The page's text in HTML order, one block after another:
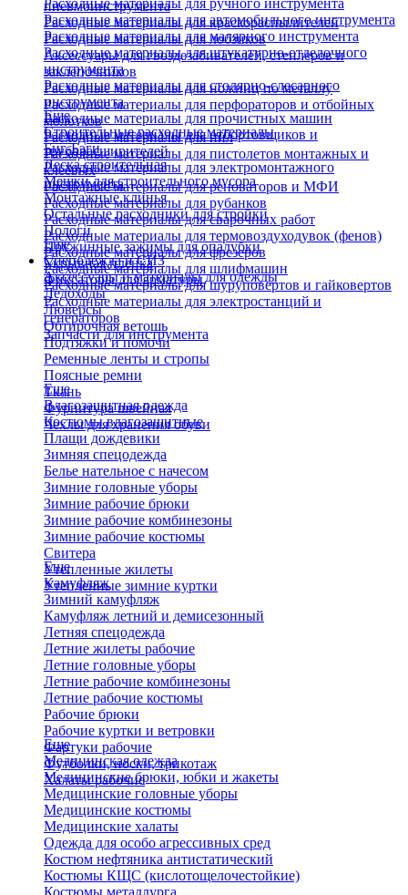
пневмоинструмента
Расходные материалы для краскораспылителей
Расходные материалы для лобзиков
Аксессуары для гвоздезабивателей, степлеров и
заклепочников
Расходные материалы для ножниц по металлу
Расходные материалы для перфораторов и отбойных
молотков
Расходные материалы для пил
Расходные материалы для пистолетов монтажных и
клеевых
Расходные материалы для реноваторов и МФИ
Расходные материалы для рубанков
Расходные материалы для сварочных работ
Расходные материалы для термовоздуходувок (фенов)
Расходные материалы для фрезеров
Расходные материалы для шлифмашин
Расходные материалы для шуруповертов и гайковертов
Расходные материалы для электростанций и
генераторов
Запчасти для инструмента
Расходные материалы для ручного инструмента
Расходные материалы для автомобильного инструмента
Расходные материалы для малярного инструмента
Расходные материалы для штукатурно-отделочного
инструмента
Расходные материалы для столярно-слесарного
инструмента
Расходные материалы для прочистных машин
Расходные материалы для отбортовщиков и
труборасширителей
Расходные материалы для электромонтажного
инструмента
Еще
Строительные расходные материалы
Биг-Бэги
Леска строительная
Мешки для строительного мусора
Монтажные клинья
Остальные расходники для стройки
Пологи
Пружинные зажимы для опалубки
Укрывная пленка
Фиксаторы для арматуры
Еще
Спецодежда и СИЗ
Аксессуары и материалы для одежды
Ледоходы
Люверсы
Обтирочная ветошь
Подтяжки и помочи
Ременные ленты и стропы
Поясные ремни
Ткань
Фурнитура швейная
Чехлы для хранения обуви
Еще
Влагозащитная одежда
Костюмы влагозащитные
Плащи дождевики
Зимняя спецодежда
Белье нательное с начесом
Зимние головные уборы
Зимние рабочие брюки
Зимние рабочие комбинезоны
Зимние рабочие костюмы
Свитера
Утепленные жилеты
Утепленные зимние куртки
Еще
Камуфляж
Зимний камуфляж
Камуфляж летний и демисезонный
Летняя спецодежда
Летние жилеты рабочие
Летние головные уборы
Летние рабочие комбинезоны
Летние рабочие костюмы
Рабочие брюки
Рабочие куртки и ветровки
Фартуки рабочие
Футболки, носки, трикотаж
Халаты рабочие
Еще
Медицинская одежда
Медицинские брюки, юбки и жакеты
Медицинские головные уборы
Медицинские костюмы
Медицинские халаты
Одежда для особо агрессивных сред
Костюм нефтяника антистатический
Костюмы КЩС (кислотощелочестойкие)
Костюмы металлурга